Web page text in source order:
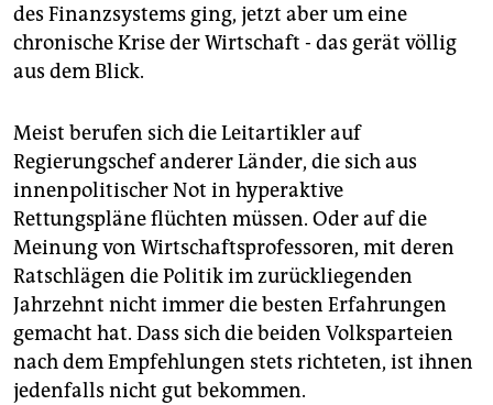
des Finanzsystems ging, jetzt aber um eine
chronische Krise der Wirtschaft - das gerät völlig
aus dem Blick.
Meist berufen sich die Leitartikler auf
Regierungschef anderer Länder, die sich aus
innenpolitischer Not in hyperaktive
Rettungspläne flüchten müssen. Oder auf die
Meinung von Wirtschaftsprofessoren, mit deren
Ratschlägen die Politik im zurückliegenden
Jahrzehnt nicht immer die besten Erfahrungen
gemacht hat. Dass sich die beiden Volksparteien
nach dem Empfehlungen stets richteten, ist ihnen
jedenfalls nicht gut bekommen.